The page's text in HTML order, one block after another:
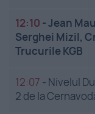
12:10 -Jean
Serghei Mizil,
Trucurile KGB
12:07 - Nivelul
2 de la